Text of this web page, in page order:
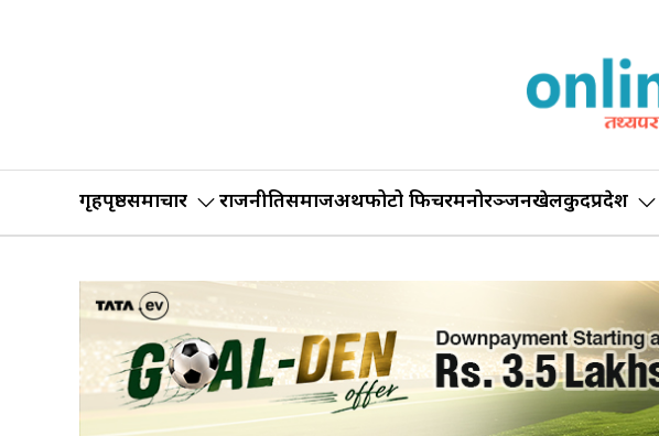
गृहपृष्ठसमाचार राजनीतिसमाजअर्थफोटो फिचरमनोरञ्जनखेलकुदप्रदेश